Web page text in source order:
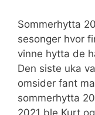
Sommerhytta
sesonger hvor
vinne hytta de
Den siste uka
omsider fant
sommerhytta
2021 ble Kurt